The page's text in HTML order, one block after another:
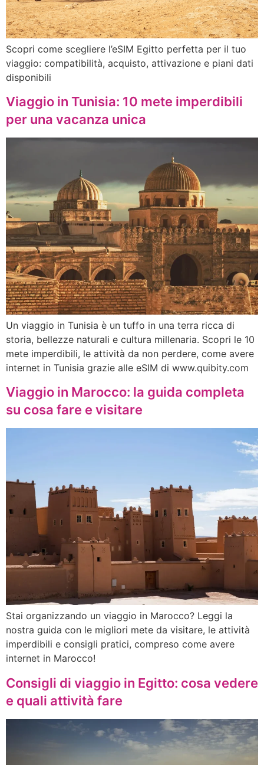
Scopri come scegliere l’eSIM Egitto perfetta per il tuo
viaggio: compatibilità, acquisto, attivazione e piani dati
disponibili
Viaggio in Tunisia: 10 mete imperdibili
per una vacanza unica
Un viaggio in Tunisia è un tuffo in una terra ricca di
storia, bellezze naturali e cultura millenaria. Scopri le 10
mete imperdibili, le attività da non perdere, come avere
internet in Tunisia grazie alle eSIM di www.quibity.com
Viaggio in Marocco: la guida completa
su cosa fare e visitare
Stai organizzando un viaggio in Marocco? Leggi la
nostra guida con le migliori mete da visitare, le attività
imperdibili e consigli pratici, compreso come avere
internet in Marocco!
Consigli di viaggio in Egitto: cosa vedere
e quali attività fare